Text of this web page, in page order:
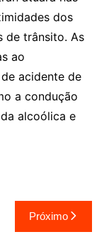
dos
de trânsito. As
ao
acidente de
a condução
alcoólica e
Próximo